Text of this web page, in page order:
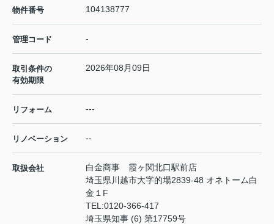
物件番号 104138777
管理コード -
取引条件の
有効期限
2026年08月09日
リフォーム ---
リノベーション --
取扱会社
白金商事 霞ヶ関北口駅前店
埼玉県川越市大字的場2839-48 オネトーム白
金１F
TEL:0120-366-417
埼玉県知事 (6) 第17759号